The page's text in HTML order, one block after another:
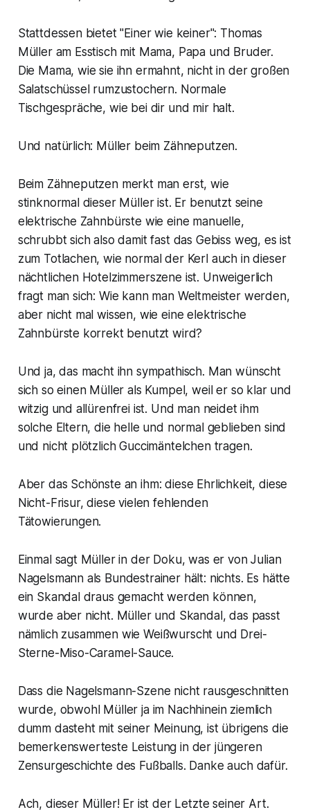
Stattdessen bietet "Einer wie keiner": Thomas
Müller am Esstisch mit Mama, Papa und Bruder.
Die Mama, wie sie ihn ermahnt, nicht in der großen
Salatschüssel rumzustochern. Normale
Tischgespräche, wie bei dir und mir halt.
Und natürlich: Müller beim Zähneputzen.
Beim Zähneputzen merkt man erst, wie
stinknormal dieser Müller ist. Er benutzt seine
elektrische Zahnbürste wie eine manuelle,
schrubbt sich also damit fast das Gebiss weg, es ist
zum Totlachen, wie normal der Kerl auch in dieser
nächtlichen Hotelzimmerszene ist. Unweigerlich
fragt man sich: Wie kann man Weltmeister werden,
aber nicht mal wissen, wie eine elektrische
Zahnbürste korrekt benutzt wird?
Und ja, das macht ihn sympathisch. Man wünscht
sich so einen Müller als Kumpel, weil er so klar und
witzig und allürenfrei ist. Und man neidet ihm
solche Eltern, die helle und normal geblieben sind
und nicht plötzlich Guccimäntelchen tragen.
Aber das Schönste an ihm: diese Ehrlichkeit, diese
Nicht-Frisur, diese vielen fehlenden
Tätowierungen.
Einmal sagt Müller in der Doku, was er von Julian
Nagelsmann als Bundestrainer hält: nichts. Es hätte
ein Skandal draus gemacht werden können,
wurde aber nicht. Müller und Skandal, das passt
nämlich zusammen wie Weißwurscht und Drei-
Sterne-Miso-Caramel-Sauce.
Dass die Nagelsmann-Szene nicht rausgeschnitten
wurde, obwohl Müller ja im Nachhinein ziemlich
dumm dasteht mit seiner Meinung, ist übrigens die
bemerkenswerteste Leistung in der jüngeren
Zensurgeschichte des Fußballs. Danke auch dafür.
Ach, dieser Müller! Er ist der Letzte seiner Art.